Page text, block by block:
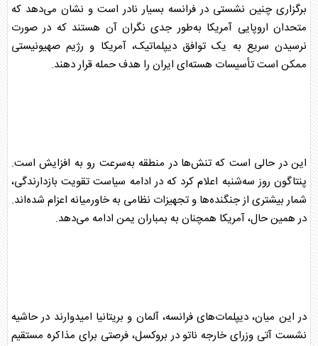
برگزاری چنین نشستی در فرانسه بسیار نادر است و نشان می‌دهد که
متحدان اروپایی آمریکا به‌طور جدی نگران آن هستند که در صورت
نرسیدن سریع به یک توافق دیپلماتیک، آمریکا و رژیم صهیونیستی
ممکن است تأسیسات هسته‌ای ایران را هدف حمله قرار دهند.
این در حالی است که تنش‌ها در منطقه به‌سرعت رو به افزایش است.
پنتاگون روز سه‌شنبه اعلام کرد که در ادامه سیاست تقویت بازدارندگی،
شمار بیشتری از جنگنده‌ها و تجهیزات نظامی به خاورمیانه اعزام شده‌اند.
در همین حال، آمریکا همچنان به بمباران یمن ادامه می‌دهد.
در این میان، دیپلمات‌هایفرانسه، آلمان و بریتانیا امیدوارند در حاشیه
نشست آتی وزرای خارجه ناتو در بروکسل، فرصتی برای مذاکره مستقیم